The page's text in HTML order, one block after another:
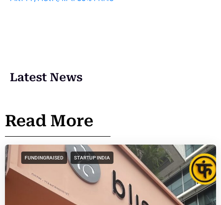
Latest News
Read More
FUNDINGRAISED STARTUP INDIA